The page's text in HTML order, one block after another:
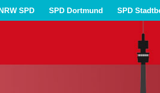
SPD SPD Dortmund SPD